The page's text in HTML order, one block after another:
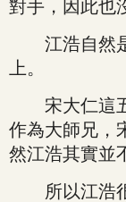
對手，因此也
江浩自然是
上。
宋大仁這五
作為大師兄，
然江浩其實並
所以江浩很